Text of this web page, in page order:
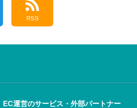
RSS
EC運営のサービス・外部パートナー